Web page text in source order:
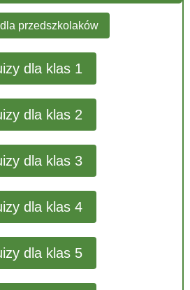
przedszkolaków
dla klas 1
dla klas 2
dla klas 3
dla klas 4
dla klas 5